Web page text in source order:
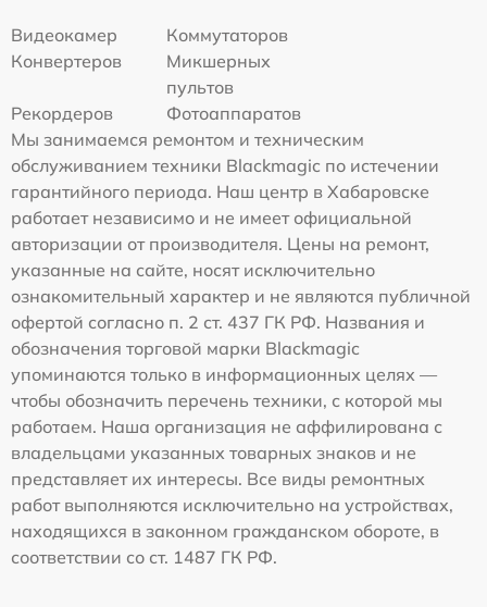
Видеокамер
Коммутаторов
Конвертеров
Микшерных
пультов
Рекордеров
Фотоаппаратов
Мы занимаемся ремонтом и техническим
обслуживанием техники Blackmagic по истечении
гарантийного периода. Наш центр в Хабаровске
работает независимо и не имеет официальной
авторизации от производителя. Цены на ремонт,
указанные на сайте, носят исключительно
ознакомительный характер и не являются публичной
офертой согласно п. 2 ст. 437 ГК РФ. Названия и
обозначения торговой марки Blackmagic
упоминаются только в информационных целях —
чтобы обозначить перечень техники, с которой мы
работаем. Наша организация не аффилирована с
владельцами указанных товарных знаков и не
представляет их интересы. Все виды ремонтных
работ выполняются исключительно на устройствах,
находящихся в законном гражданском обороте, в
соответствии со ст. 1487 ГК РФ.